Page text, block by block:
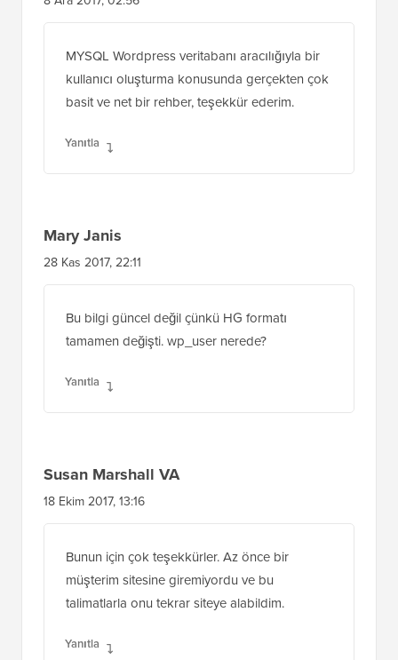
MYSQL Wordpress veritabanı aracılığıyla bir
kullanıcı oluşturma konusunda gerçekten çok
basit ve net bir rehber, teşekkür ederim.
Yanıtla
Mary Janis
28 Kas 2017, 22:11
Bu bilgi güncel değil çünkü HG formatı
tamamen değişti. wp_user nerede?
Yanıtla
Susan Marshall VA
18 Ekim 2017, 13:16
Bunun için çok teşekkürler. Az önce bir
müşterim sitesine giremiyordu ve bu
talimatlarla onu tekrar siteye alabildim.
Yanıtla